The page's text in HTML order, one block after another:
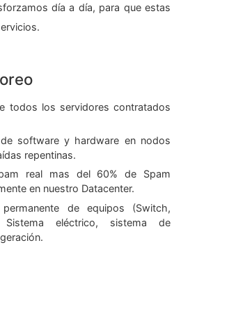
día a día, para que estas
todos los servidores contratados
software y hardware en nodos
repentinas.
real mas del 60% de Spam
en nuestro Datacenter.
de equipos (Switch,
Sistema eléctrico, sistema de